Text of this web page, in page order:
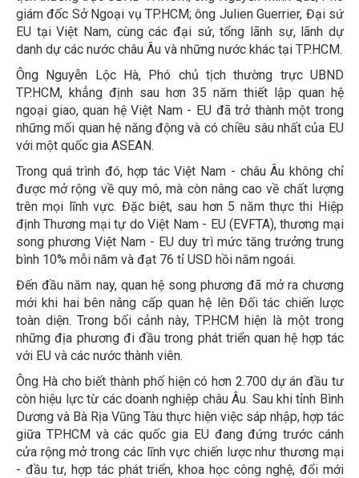
giám đốc Sở Ngoại vụ TP.HCM; ông Julien Guerrier, Đại sứ
EU tại Việt Nam, cùng các đại sứ, tổng lãnh sự, lãnh dự
danh dự các nước châu Âu và những nước khác tại TP.HCM.
Ông Nguyễn Lộc Hà, Phó chủ tịch thường trực UBND
TP.HCM, khẳng định sau hơn 35 năm thiết lập quan hệ
ngoại giao, quan hệ Việt Nam - EU đã trở thành một trong
những mối quan hệ năng động và có chiều sâu nhất của EU
với một quốc gia ASEAN.
Trong quá trình đó, hợp tác Việt Nam - châu Âu không chỉ
được mở rộng về quy mô, mà còn nâng cao về chất lượng
trên mọi lĩnh vực. Đặc biệt, sau hơn 5 năm thực thi Hiệp
định Thương mại tự do Việt Nam - EU (EVFTA), thương mại
song phương Việt Nam - EU duy trì mức tăng trưởng trung
bình 10% mỗi năm và đạt 76 tỉ USD hồi năm ngoái.
Đến đầu năm nay, quan hệ song phương đã mở ra chương
mới khi hai bên nâng cấp quan hệ lên Đối tác chiến lược
toàn diện. Trong bối cảnh này, TP.HCM hiện là một trong
những địa phương đi đầu trong phát triển quan hệ hợp tác
với EU và các nước thành viên.
Ông Hà cho biết thành phố hiện có hơn 2.700 dự án đầu tư
còn hiệu lực từ các doanh nghiệp châu Âu. Sau khi tỉnh Bình
Dương và Bà Rịa Vũng Tàu thực hiện việc sáp nhập, hợp tác
giữa TP.HCM và các quốc gia EU đang đứng trước cánh
cửa rộng mở trong các lĩnh vực chiến lược như thương mại
- đầu tư, hợp tác phát triển, khoa học công nghệ, đổi mới